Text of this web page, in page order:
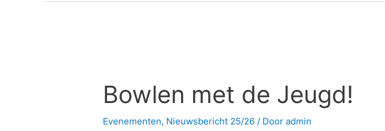
Bowlen met de Jeugd!
Evenementen, Nieuwsbericht 25/26 / Dooradmin
de
Jeugd!